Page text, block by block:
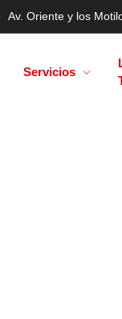
Av. Oriente y los
Servicios